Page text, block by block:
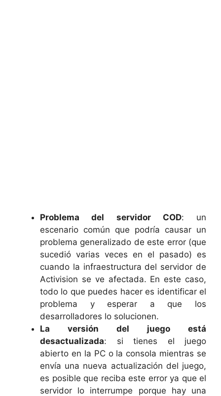
Problema del servidor COD: un
escenario común que podría causar un
problema generalizado de este error (que
sucedió varias veces en el pasado) es
cuando la infraestructura del servidor de
Activision se ve afectada. En este caso,
todo lo que puedes hacer es identificar el
problema y esperar a que los
desarrolladores lo solucionen.
La versión del juego está
desactualizada: si tienes el juego
abierto en la PC o la consola mientras se
envía una nueva actualización del juego,
es posible que reciba este error ya que el
servidor lo interrumpe porque hay una